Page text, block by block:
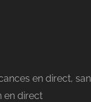
en direct,
en direct